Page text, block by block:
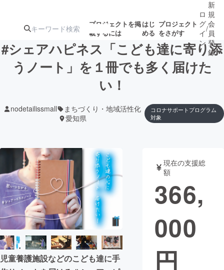
プロジェクトを掲
載するには
はじ
める
プロジェクト
をさがす
注目の新着プロ
テクノロジー・ガジェット ゲーム・サ
映像・映画 書籍・雑誌
ビジネス・起業
まちづくり・地域活性化
ロ
グ
イ
ン
/
新
規
会
員
登
録
#シェアハピネス「こども達に寄り添
うノート」を１冊でも多く届けた
い！
nodetailissmall
まちづくり・地域活性化
愛知県
コロナサポートプログラム
対象
児童養護施設などのこども達に手
現在の支援総
額
366,
000
円